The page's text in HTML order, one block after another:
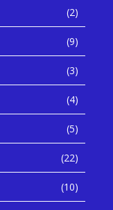
(2)
(9)
(3)
(4)
(5)
(22)
(10)